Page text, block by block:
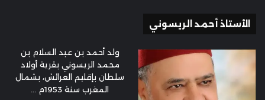
الأستاذ أحمد الريسوني
ولد أحمد بن عبد السلام بن
محمد الريسوني بقرية أولاد
سلطان بإقليم العرائش، بشمال
المغرب سنة 1953م ...